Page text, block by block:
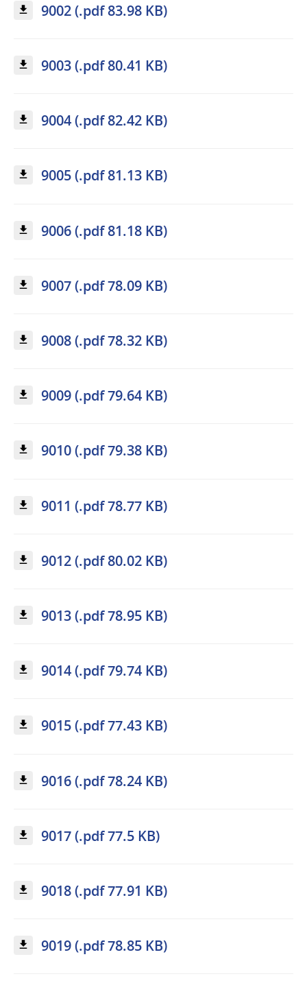
9002 (.pdf 83.98 KB)
9003 (.pdf 80.41 KB)
9004 (.pdf 82.42 KB)
9005 (.pdf 81.13 KB)
9006 (.pdf 81.18 KB)
9007 (.pdf 78.09 KB)
9008 (.pdf 78.32 KB)
9009 (.pdf 79.64 KB)
9010 (.pdf 79.38 KB)
9011 (.pdf 78.77 KB)
9012 (.pdf 80.02 KB)
9013 (.pdf 78.95 KB)
9014 (.pdf 79.74 KB)
9015 (.pdf 77.43 KB)
9016 (.pdf 78.24 KB)
9017 (.pdf 77.5 KB)
9018 (.pdf 77.91 KB)
9019 (.pdf 78.85 KB)